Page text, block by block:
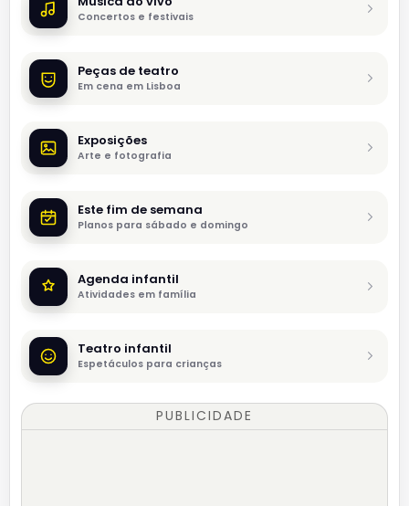
Concertos e festivais
Peças de teatro
Em cena em Lisboa
Exposições
Arte e fotografia
Este fim de semana
Planos para sábado e domingo
Agenda infantil
Atividades em família
Teatro infantil
Espetáculos para crianças
PUBLICIDADE